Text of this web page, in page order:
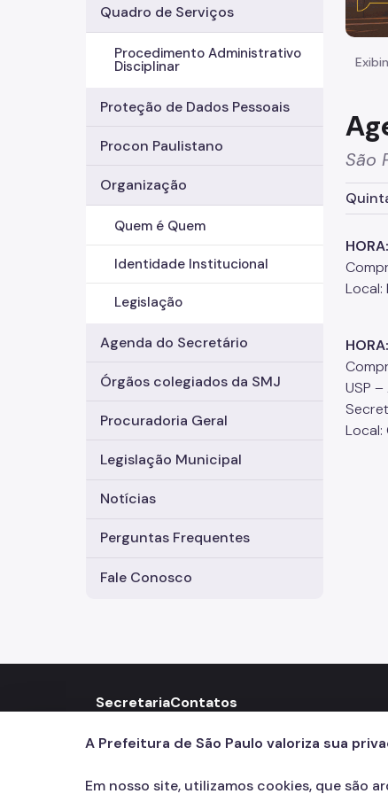
Quadro de Serviços
Procedimento Administrativo
Disciplinar
Proteção de Dados Pessoais
Procon Paulistano
Organização
Quem é Quem
Identidade Institucional
Legislação
Agenda do Secretário
Órgãos colegiados da SMJ
Procuradoria Geral
Legislação Municipal
Notícias
Perguntas Frequentes
Fale Conosco
São
Local:
USP
Local:
SecretariaContatos
A Prefeitura de São Paulo valoriza sua
Em nosso site, utilizamos cookies, que são